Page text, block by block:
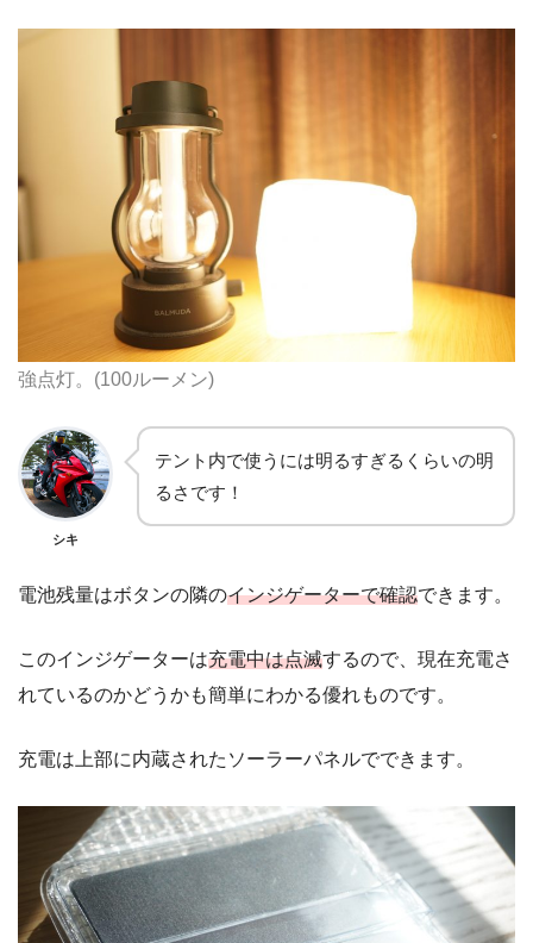
強点灯。(100ルーメン)
シキ
テント内で使うには明るすぎるくらいの明
るさです！
電池残量はボタンの隣のインジゲーターで確認できます。
このインジゲーターは充電中は点滅するので、現在充電さ
れているのかどうかも簡単にわかる優れものです。
充電は上部に内蔵されたソーラーパネルでできます。